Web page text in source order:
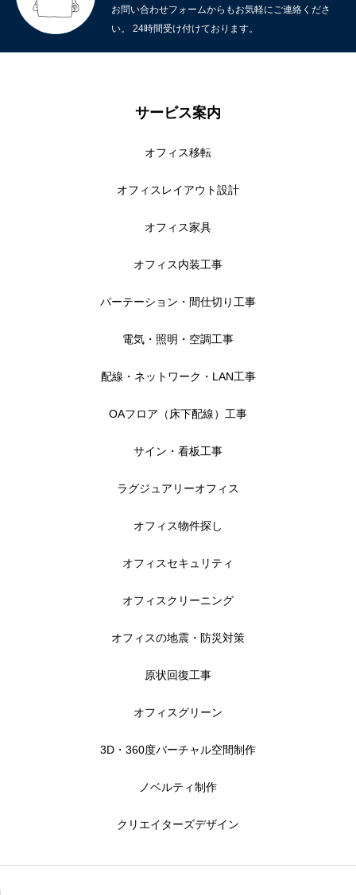
お問い合わせフォームからもお気軽にご連絡くださ
い。 24時間受け付けております。
サービス案内
オフィス移転
オフィスレイアウト設計
オフィス家具
オフィス内装工事
パーテーション・間仕切り工事
電気・照明・空調工事
配線・ネットワーク・LAN工事
OAフロア（床下配線）工事
サイン・看板工事
ラグジュアリーオフィス
オフィス物件探し
オフィスセキュリティ
オフィスクリーニング
オフィスの地震・防災対策
原状回復工事
オフィスグリーン
3D・360度バーチャル空間制作
ノベルティ制作
クリエイターズデザイン